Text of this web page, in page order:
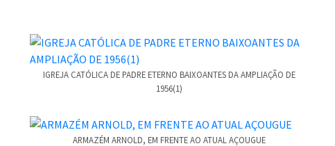
IGREJA CATÓLICA DE PADRE ETERNO BAIXOANTES DA AMPLIAÇÃO DE
1956(1)
ARMAZÉM ARNOLD, EM FRENTE AO ATUAL AÇOUGUE